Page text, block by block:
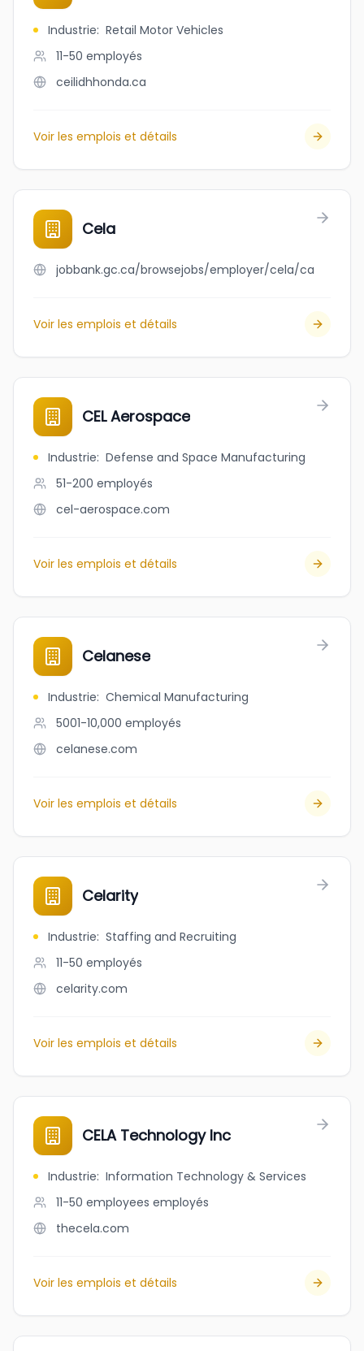
Industrie: Retail Motor Vehicles
11-50 employés
ceilidhhonda.ca
Voir les emplois et détails
Cela
jobbank.gc.ca/browsejobs/employer/cela/ca
Voir les emplois et détails
CEL Aerospace
Industrie: Defense and Space Manufacturing
51-200 employés
cel-aerospace.com
Voir les emplois et détails
Celanese
Industrie: Chemical Manufacturing
5001-10,000 employés
celanese.com
Voir les emplois et détails
Celarity
Industrie: Staffing and Recruiting
11-50 employés
celarity.com
Voir les emplois et détails
CELA Technology Inc
Industrie: Information Technology & Services
11-50 employees employés
thecela.com
Voir les emplois et détails